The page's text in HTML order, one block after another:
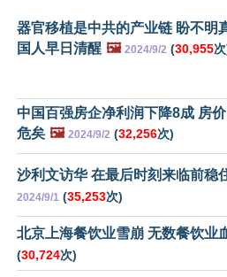
器官移植是中共的产业链 盼不明
国人早日清醒 🖼️ 2024/9/2 (30,955
中国百强房企净利润下降8成 房
危矣 🖼️ 2024/9/2 (32,256次)
沙利文访华 在最后时刻来临前稳
2024/9/1 (35,253次)
北京上海餐饮业雪崩 无数餐饮业
(30,724次)